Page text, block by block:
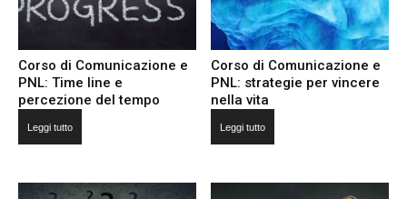
Corso di Comunicazione e
PNL: Time line e
percezione del tempo
Leggi tutto
Corso di Comunicazione e
PNL: strategie per vincere
nella vita
Leggi tutto